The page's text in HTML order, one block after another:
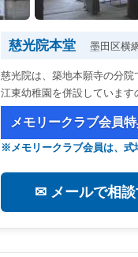
慈光院本堂 墨田区横
慈光院は、築地本願寺の分院
江東幼稚園を併設しています
メモリークラブ会員
※メモリークラブ会員は、式
✉ メールで相談